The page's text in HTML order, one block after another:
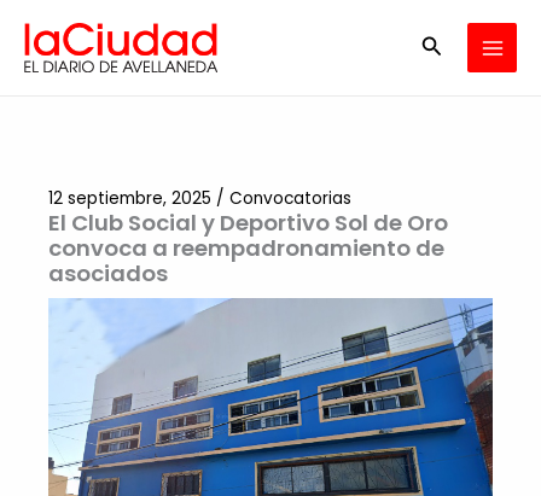
contenido
Buscar
El Club Social y Deportivo Sol de Oro
convoca a reempadronamiento de
asociados
12 septiembre, 2025 / Convocatorias